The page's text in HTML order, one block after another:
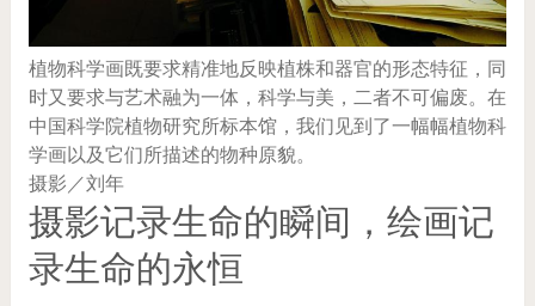
植物科学画既要求精准地反映植株和器官的形态特征，同
时又要求与艺术融为一体，科学与美，二者不可偏废。在
中国科学院植物研究所标本馆，我们见到了一幅幅植物科
学画以及它们所描述的物种原貌。
摄影／刘年
摄影记录生命的瞬间，绘画记
录生命的永恒